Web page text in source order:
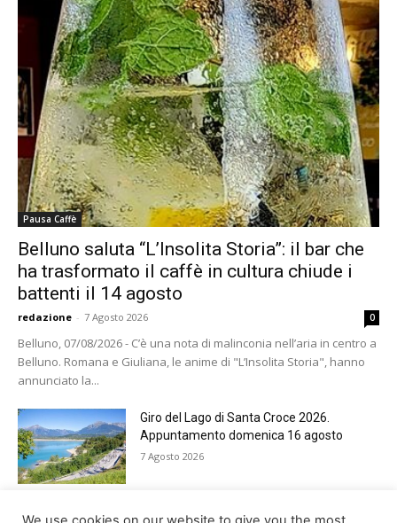
Pausa Caffè
Belluno saluta “L’Insolita Storia”: il bar che
ha trasformato il caffè in cultura chiude i
battenti il 14 agosto
redazione - 7 Agosto 2026 0
Belluno, 07/08/2026 - C’è una nota di malinconia nell’aria in centro a
Belluno. Romana e Giuliana, le anime di "L’Insolita Storia", hanno
annunciato la...
Giro del Lago di Santa Croce 2026.
Appuntamento domenica 16 agosto
7 Agosto 2026
Belluno rende omaggio ai cugini